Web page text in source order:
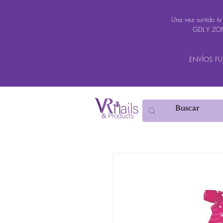
Una vez surtido
GDL Y
ENVÍOS